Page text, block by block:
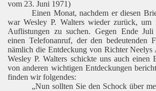
vom 23. Juni 1971)
Einen Monat, nachdem er diesen
war Wesley P. Walters wieder zurück, um
Auflistungen zu suchen. Gegen Ende
einen Telefonanruf, der den bedeutenden
nämlich die Entdeckung von Richter
Wesley P. Walters schickte uns auch
von anderen wichtigen Entdeckungen
finden wir folgendes:
„Nun sollten Sie den Schock über